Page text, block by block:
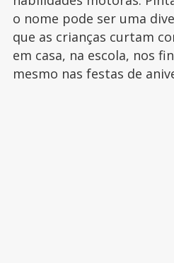
o nome pode ser uma
que as crianças curtam
em casa, na escola, nos
mesmo nas festas de